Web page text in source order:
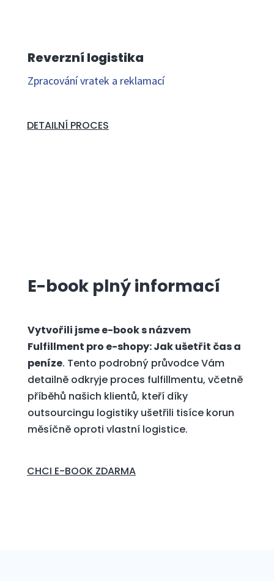
Reverzní logistika
Zpracování vratek a reklamací
DETAILNÍ PROCES
E-book plný informací
Vytvořili jsme e-book s názvem
Fulfillment pro e-shopy: Jak ušetřit čas a
peníze. Tento podrobný průvodce Vám
detailně odkryje proces fulfillmentu, včetně
příběhů našich klientů, kteří díky
outsourcingu logistiky ušetřili tisíce korun
měsíčně oproti vlastní logistice.
CHCI E-BOOK ZDARMA